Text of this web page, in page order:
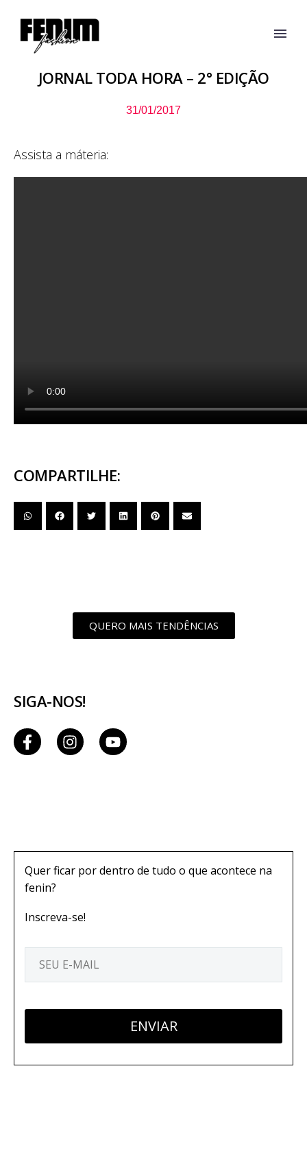
JORNAL TODA HORA – 2° EDIÇÃO
31/01/2017
Assista a máteria:
COMPARTILHE:
QUERO MAIS TENDÊNCIAS
SIGA-NOS!
Quer ficar por dentro de tudo o que acontece na
fenin?
Inscreva-se!